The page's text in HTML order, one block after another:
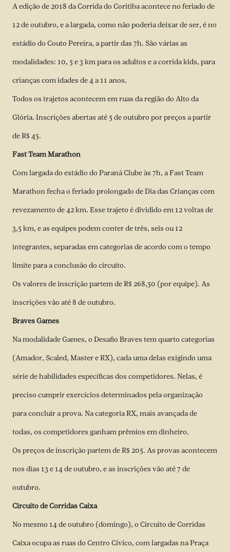
A edição de 2018 da Corrida do Coritiba acontece no feriado de
12 de outubro, e a largada, como não poderia deixar de ser, é no
estádio do Couto Pereira, a partir das 7h. São várias as
modalidades: 10, 5 e 3 km para os adultos e a corrida kids, para
crianças com idades de 4 a 11 anos.
Todos os trajetos acontecem em ruas da região do Alto da
Glória. Inscrições abertas até 5 de outubro por preços a partir
de R$ 45.
Fast Team Marathon
Com largada do estádio do Paraná Clube às 7h, a Fast Team
Marathon fecha o feriado prolongado de Dia das Crianças com
revezamento de 42 km. Esse trajeto é dividido em 12 voltas de
3,5 km, e as equipes podem conter de três, seis ou 12
integrantes, separadas em categorias de acordo com o tempo
limite para a conclusão do circuito.
Os valores de inscrição partem de R$ 268,50 (por equipe). As
inscrições vão até 8 de outubro.
Braves Games
Na modalidade Games, o Desafio Braves tem quarto categorias
(Amador, Scaled, Master e RX), cada uma delas exigindo uma
série de habilidades específicas dos competidores. Nelas, é
preciso cumprir exercícios determinados pela organização
para concluir a prova. Na categoria RX, mais avançada de
todas, os competidores ganham prêmios em dinheiro.
Os preços de inscrição partem de R$ 205. As provas acontecem
nos dias 13 e 14 de outubro, e as inscrições vão até 7 de
outubro.
Circuito de Corridas Caixa
No mesmo 14 de outubro (domingo), o Circuito de Corridas
Caixa ocupa as ruas do Centro Cívico, com largadas na Praça